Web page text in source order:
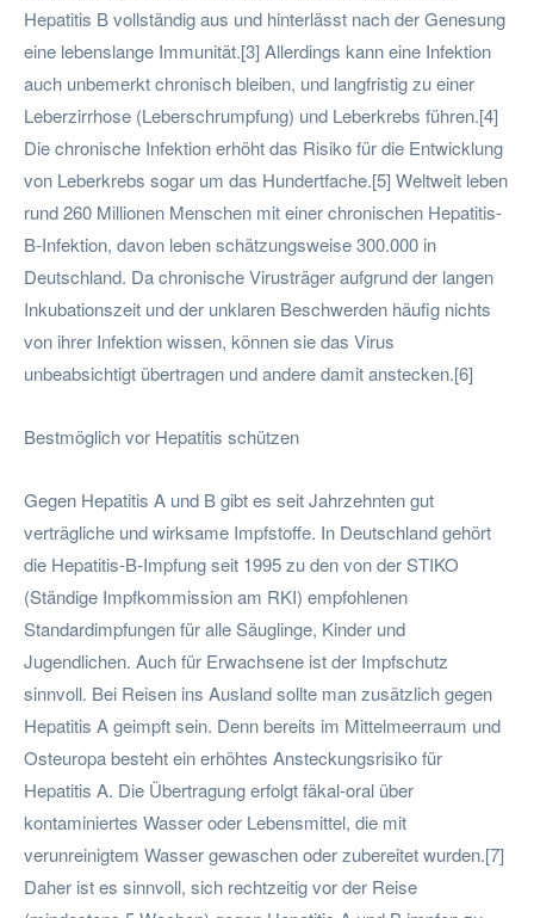
Hepatitis B vollständig aus und hinterlässt nach der Genesung
eine lebenslange Immunität.[3] Allerdings kann eine Infektion
auch unbemerkt chronisch bleiben, und langfristig zu einer
Leberzirrhose (Leberschrumpfung) und Leberkrebs führen.[4]
Die chronische Infektion erhöht das Risiko für die Entwicklung
von Leberkrebs sogar um das Hundertfache.[5] Weltweit leben
rund 260 Millionen Menschen mit einer chronischen Hepatitis-
B-Infektion, davon leben schätzungsweise 300.000 in
Deutschland. Da chronische Virusträger aufgrund der langen
Inkubationszeit und der unklaren Beschwerden häufig nichts
von ihrer Infektion wissen, können sie das Virus
unbeabsichtigt übertragen und andere damit anstecken.[6]
Bestmöglich vor Hepatitis schützen
Gegen Hepatitis A und B gibt es seit Jahrzehnten gut
verträgliche und wirksame Impfstoffe. In Deutschland gehört
die Hepatitis-B-Impfung seit 1995 zu den von der STIKO
(Ständige Impfkommission am RKI) empfohlenen
Standardimpfungen für alle Säuglinge, Kinder und
Jugendlichen. Auch für Erwachsene ist der Impfschutz
sinnvoll. Bei Reisen ins Ausland sollte man zusätzlich gegen
Hepatitis A geimpft sein. Denn bereits im Mittelmeerraum und
Osteuropa besteht ein erhöhtes Ansteckungsrisiko für
Hepatitis A. Die Übertragung erfolgt fäkal-oral über
kontaminiertes Wasser oder Lebensmittel, die mit
verunreinigtem Wasser gewaschen oder zubereitet wurden.[7]
Daher ist es sinnvoll, sich rechtzeitig vor der Reise